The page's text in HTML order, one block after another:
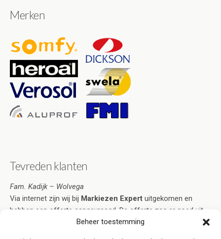
Beheer toestemming
Merken
Tevreden klanten
Fam. Kadijk – Wolvega
Via internet zijn wij bij Markiezen Expert uitgekomen en
hebben een offerte aangevraagd. De offerte zag er goed uit
en voorzag in al onze wensen. Na acceptatie duurde het niet